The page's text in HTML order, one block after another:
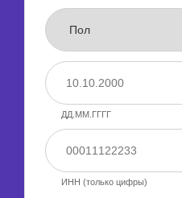
ДД.ММ.ГГГГ
ИНН (только цифры)